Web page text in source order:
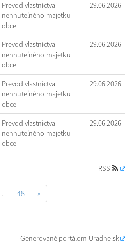
Prevod vlastníctva
nehnuteľného majetku
obce
29.06.2026
Prevod vlastníctva
nehnuteľného majetku
obce
29.06.2026
Prevod vlastníctva
nehnuteľného majetku
obce
29.06.2026
Prevod vlastníctva
nehnuteľného majetku
obce
29.06.2026
RSS
... 48 »
Generované portálom Uradne.sk